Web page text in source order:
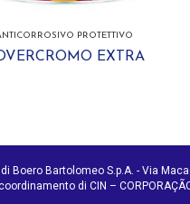
PROTETTIVO
EXTRA
Boero Bartolomeo S.p.A. - Via
di CIN – CORPORAÇÃO